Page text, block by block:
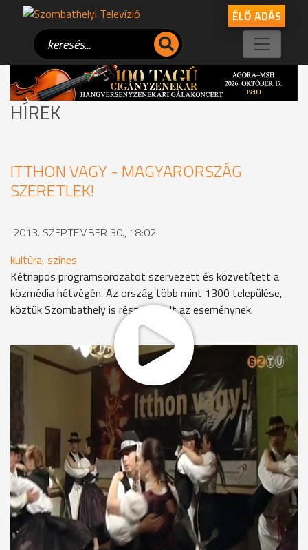
ÉLŐ ADÁS
HÍREK
ITTHON VAGY - MAGYARORSZÁG
SZERETLEK!
2013. SZEPTEMBER 30., 18:02
kultúra, színes
Kétnapos programsorozatot szervezett és közvetített a
közmédia hétvégén. Az ország több mint 1300 települése,
köztük Szombathely is részese volt az eseménynek.
A rossz idő ugyan a négy fal közé szorította a fellépőket, de
ez a jó hangulaton nem változtatott.
A művészeti együttesek benépesítették az Agora Szalont és
a Pincegalériát. Az Itthon vagy - Magyarország, szeretlek!
elnevezésű rendezvény célja az volt, hogy bemutassa
Magyarország értékeit, összehozza a közös gyökérrel
rendelkezőket. Szombathelyre a Muravidék Néptáncegyüttes
hozta el Határon innen és túl című műsorát. A Szlovéniában
élő magyarság létszáma egyre fogy, de az ott élők lelkesen
ápolják a hagyományokat.
Toplak Rudolf - vezető, Muravidék Néptáncegyüttes